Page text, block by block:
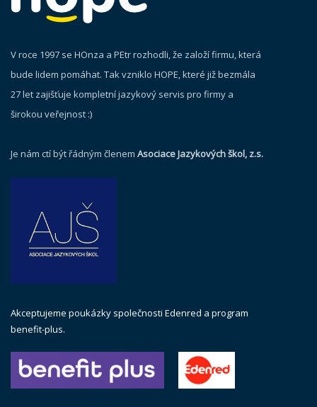
V roce 1997 se HOnza a PEtr rozhodli, že založí firmu, která
bude lidem pomáhat. Tak vzniklo HOPE, které již bezmála
27 let zajišťuje kompletní jazykový servis pro firmy a
širokou veřejnost :)
Je nám ctí být řádným členem Asociace Jazykových škol, z.s.
Akceptujeme poukázky společnosti Edenred a program
benefit-plus.